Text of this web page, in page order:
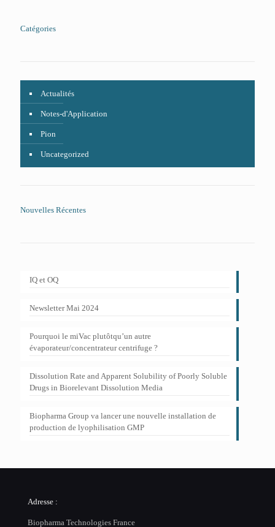
Catégories
Actualités
Notes-d'Application
Pion
Uncategorized
Nouvelles Récentes
IQ et OQ
Newsletter Mai 2024
Pourquoi le miVac plutôtqu’un autre
évaporateur/concentrateur centrifuge ?
Dissolution Rate and Apparent Solubility of Poorly Soluble
Drugs in Biorelevant Dissolution Media
Biopharma Group va lancer une nouvelle installation de
production de lyophilisation GMP
Adresse :
Biopharma Technologies France